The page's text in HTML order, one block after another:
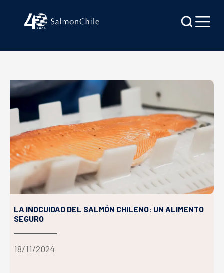
LA INOCUIDAD DEL SALMÓN CHILENO: UN ALIMENTO
SEGURO
18/11/2024